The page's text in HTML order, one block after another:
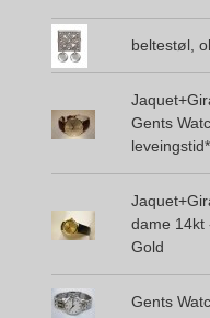
beltestøl,
Gents
leveingstid*
dame 14kt
Gold
Gents